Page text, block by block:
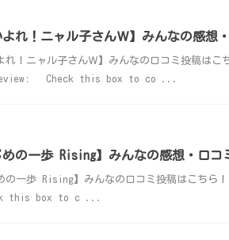
よれ！ニャル子さんＷ】みんなの感想
れ！ニャル子さんＷ】みんなの口コミ投稿
Check this box to co ...
めの一歩 Rising】みんなの感想・口コ
の一歩 Rising】みんなの口コミ投稿はこち
this box to c ...